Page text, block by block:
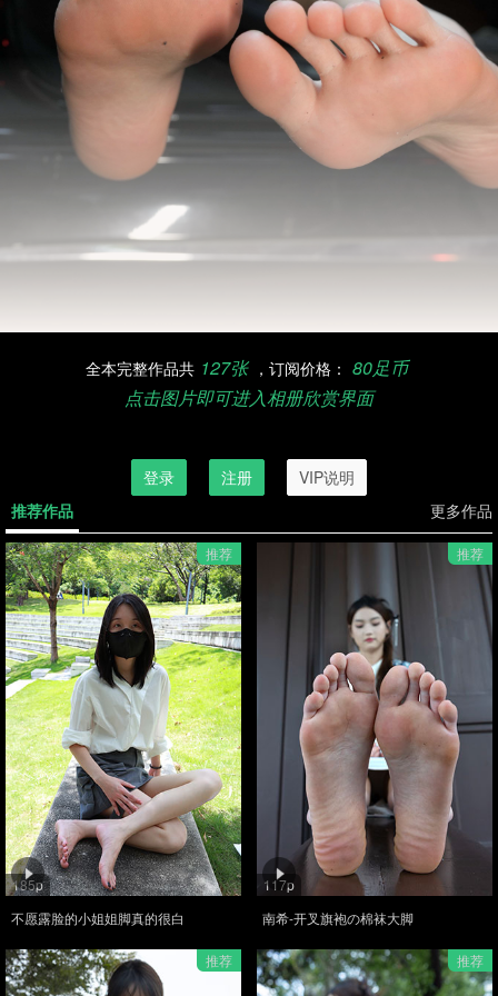
全本完整作品共 127张 ，订阅价格： 80足币
点击图片即可进入相册欣赏界面
登录 注册
VIP说明
更多作品
推荐作品
推荐
185p
不愿露脸的小姐姐脚真的很白
推荐
117p
南希-开叉旗袍の棉袜大脚
推荐 推荐